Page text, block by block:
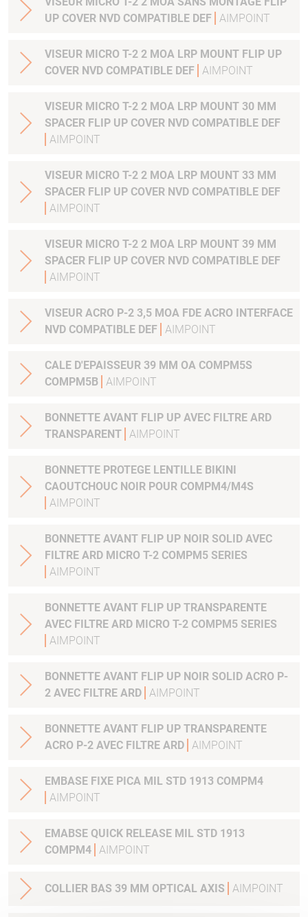
UP COVER NVD COMPATIBLE DEF AIMPOINT
VISEUR MICRO T-2 2 MOA LRP MOUNT FLIP UP
COVER NVD COMPATIBLE DEF AIMPOINT
VISEUR MICRO T-2 2 MOA LRP MOUNT 30 MM
SPACER FLIP UP COVER NVD COMPATIBLE DEF
AIMPOINT
VISEUR MICRO T-2 2 MOA LRP MOUNT 33 MM
SPACER FLIP UP COVER NVD COMPATIBLE DEF
AIMPOINT
VISEUR MICRO T-2 2 MOA LRP MOUNT 39 MM
SPACER FLIP UP COVER NVD COMPATIBLE DEF
AIMPOINT
VISEUR ACRO P-2 3,5 MOA FDE ACRO INTERFACE
NVD COMPATIBLE DEF AIMPOINT
CALE D'EPAISSEUR 39 MM OA COMPM5S
COMPM5B AIMPOINT
BONNETTE AVANT FLIP UP AVEC FILTRE ARD
TRANSPARENT AIMPOINT
BONNETTE PROTEGE LENTILLE BIKINI
CAOUTCHOUC NOIR POUR COMPM4/M4S
AIMPOINT
BONNETTE AVANT FLIP UP NOIR SOLID AVEC
FILTRE ARD MICRO T-2 COMPM5 SERIES
AIMPOINT
BONNETTE AVANT FLIP UP TRANSPARENTE
AVEC FILTRE ARD MICRO T-2 COMPM5 SERIES
AIMPOINT
BONNETTE AVANT FLIP UP NOIR SOLID ACRO P-
2 AVEC FILTRE ARD AIMPOINT
BONNETTE AVANT FLIP UP TRANSPARENTE
ACRO P-2 AVEC FILTRE ARD AIMPOINT
EMBASE FIXE PICA MIL STD 1913 COMPM4
AIMPOINT
EMABSE QUICK RELEASE MIL STD 1913
COMPM4 AIMPOINT
COLLIER BAS 39 MM OPTICAL AXIS AIMPOINT